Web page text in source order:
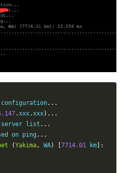
...
.xxx.xxx)...
server list ...
on ping ...
(Yakima, WA) 7714.01 km ]: